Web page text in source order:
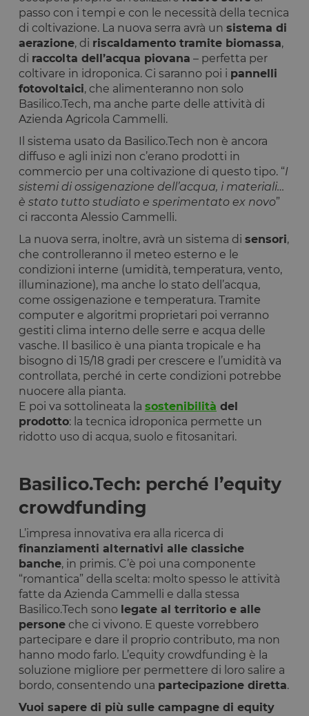
passo con i tempi e con le necessità della tecnica
di coltivazione. La nuova serra avrà un sistema di
aerazione, di riscaldamento tramite biomassa,
di raccolta dell’acqua piovana – perfetta per
coltivare in idroponica. Ci saranno poi i pannelli
fotovoltaici, che alimenteranno non solo
Basilico.Tech, ma anche parte delle attività di
Azienda Agricola Cammelli.
Il sistema usato da Basilico.Tech non è ancora
diffuso e agli inizi non c’erano prodotti in
commercio per una coltivazione di questo tipo. “I
sistemi di ossigenazione dell’acqua, i materiali…
è stato tutto studiato e sperimentato ex novo”
ci racconta Alessio Cammelli.
La nuova serra, inoltre, avrà un sistema di sensori,
che controlleranno il meteo esterno e le
condizioni interne (umidità, temperatura, vento,
illuminazione), ma anche lo stato dell’acqua,
come ossigenazione e temperatura. Tramite
computer e algoritmi proprietari poi verranno
gestiti clima interno delle serre e acqua delle
vasche. Il basilico è una pianta tropicale e ha
bisogno di 15/18 gradi per crescere e l’umidità va
controllata, perché in certe condizioni potrebbe
nuocere alla pianta.
E poi va sottolineata la sostenibilità del
prodotto: la tecnica idroponica permette un
ridotto uso di acqua, suolo e fitosanitari.
Basilico.Tech: perché l’equity
crowdfunding
L’impresa innovativa era alla ricerca di
finanziamenti alternativi alle classiche
banche, in primis. C’è poi una componente
“romantica” della scelta: molto spesso le attività
fatte da Azienda Cammelli e dalla stessa
Basilico.Tech sono legate al territorio e alle
persone che ci vivono. E queste vorrebbero
partecipare e dare il proprio contributo, ma non
hanno modo farlo. L’equity crowdfunding è la
soluzione migliore per permettere di loro salire a
bordo, consentendo una partecipazione diretta.
Vuoi sapere di più sulle campagne di equity